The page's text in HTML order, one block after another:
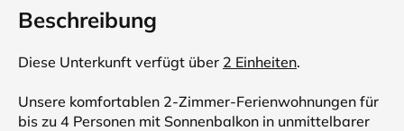
Beschreibung
Diese Unterkunft verfügt über 2 Einheiten.
Unsere komfortablen 2-Zimmer-Ferienwohnungen für
bis zu 4 Personen mit Sonnenbalkon in unmittelbarer